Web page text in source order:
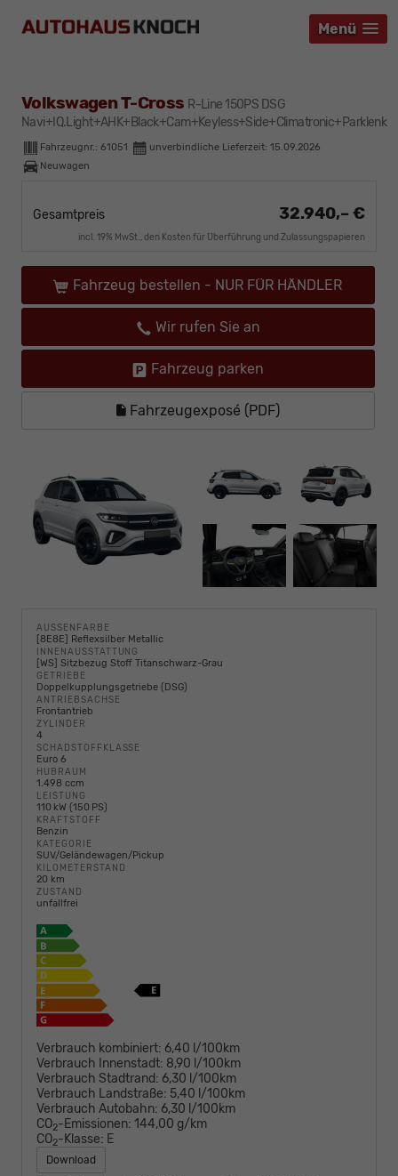
Menü
Menü
Menü
Volkswagen T-Cross R-Line 150PS DSG
Navi+IQ.Light+AHK+Black+Cam+Keyless+Side+Climatronic+Parklenk
Fahrzeugnr.: 61051 unverbindliche Lieferzeit: 15.09.2026
Neuwagen
Gesamtpreis 32.940,– €
incl. 19% MwSt., den Kosten für Überführung und Zulassungspapieren
Fahrzeug bestellen - NUR FÜR HÄNDLER
Wir rufen Sie an
Fahrzeug parken
Fahrzeugexposé (PDF)
AUSSENFARBE
[8E8E] Reflexsilber Metallic
INNENAUSSTATTUNG
[WS] Sitzbezug Stoff Titanschwarz-Grau
GETRIEBE
Doppelkupplungsgetriebe (DSG)
ANTRIEBSACHSE
Frontantrieb
ZYLINDER
4
SCHADSTOFFKLASSE
Euro 6
HUBRAUM
1.498 ccm
LEISTUNG
110 kW (150 PS)
KRAFTSTOFF
Benzin
KATEGORIE
SUV/Geländewagen/Pickup
KILOMETERSTAND
20 km
ZUSTAND
unfallfrei
Verbrauch kombiniert: 6,40 l/100km
Verbrauch Innenstadt: 8,90 l/100km
Verbrauch Stadtrand: 6,30 l/100km
Verbrauch Landstraße: 5,40 l/100km
Verbrauch Autobahn: 6,30 l/100km
CO2-Emissionen: 144,00 g/km
CO2-Klasse: E
Download